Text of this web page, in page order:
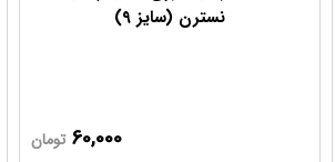
نسترن (سایز ۹)
60,000 تومان